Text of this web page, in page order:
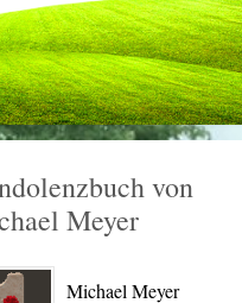
von
Meyer
Michael Meyer